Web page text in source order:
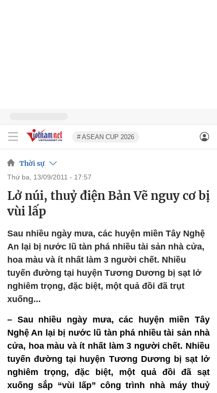
# ASEAN CUP 2026
Thời sự
thứ ba, 13/09/2011 - 17:57
Lở núi, thuỷ điện Bản Vẽ nguy cơ bị
vùi lấp
Sau nhiều ngày mưa, các huyện miền Tây Nghệ
An lại bị nước lũ tàn phá nhiều tài sản nhà cửa,
hoa màu và ít nhất làm 3 người chết. Nhiều
tuyến đường tại huyện Tương Dương bị sạt lở
nghiêm trọng, đặc biệt, một quả đồi đã trụt
xuống...
– Sau nhiều ngày mưa, các huyện miền Tây
Nghệ An lại bị nước lũ tàn phá nhiều tài sản nhà
cửa, hoa màu và ít nhất làm 3 người chết. Nhiều
tuyến đường tại huyện Tương Dương bị sạt lở
nghiêm trọng, đặc biệt, một quả đồi đã sạt
xuống sắp “vùi lấp” công trình nhà máy thuỷ